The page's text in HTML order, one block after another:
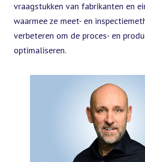
vraagstukken van fabrikanten en
waarmee ze meet- en
verbeteren om de proces- en
optimaliseren.